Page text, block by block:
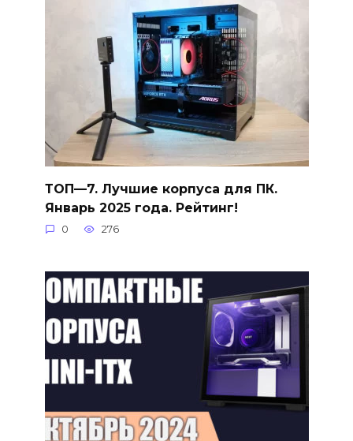
ТОП—7. Лучшие корпуса для ПК.
Январь 2025 года. Рейтинг!
0 276